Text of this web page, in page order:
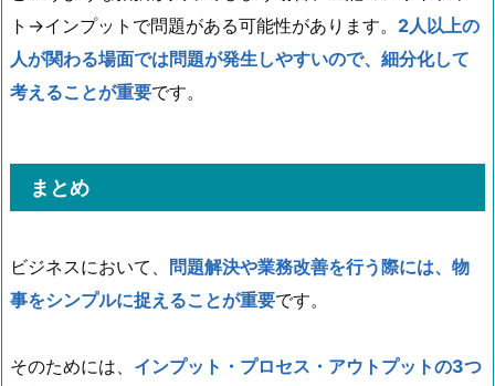
ト→インプットで問題がある可能性があります。 2人以上の
人が関わる場面では問題が発生しやすいので、細分化して
考えることが重要です。
まとめ
ビジネスにおいて、 問題解決や業務改善を行う際には、物
事をシンプルに捉えることが重要です。
そのためには、 インプット・プロセス・アウトプットの3つ